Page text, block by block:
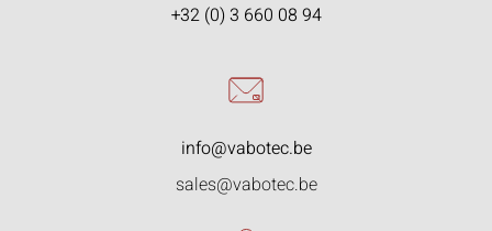
+32 (0) 3 660 08 94
info@vabotec.be
sales@vabotec.be